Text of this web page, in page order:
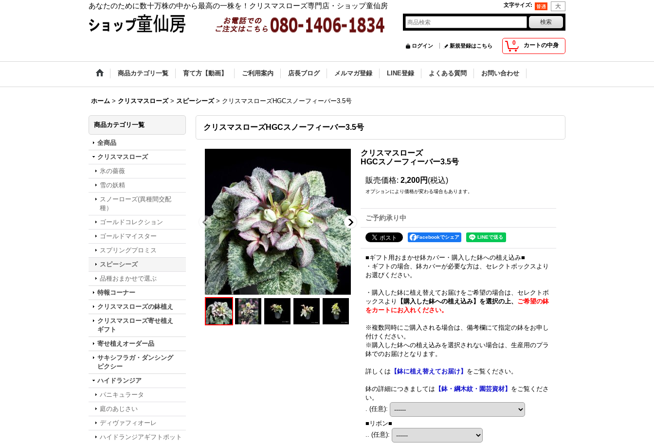
あなたのために数十万株の中から最高の一株を！クリスマスローズ専門店・ショップ童仙房 文字サイズ:
0 カートの中身
ログイン 新規登録はこちら
商品カテゴリ一覧 育て方【動画】 ご利用案内 店長ブログ メルマガ登録 LINE登録 よくある質問 お問い合わせ
ホーム > クリスマスローズ > スピーシーズ > クリスマスローズHGCスノーフィーバー3.5号
商品カテゴリ一覧
全商品
クリスマスローズ
氷の薔薇
雪の妖精
スノーローズ(異種間交配
種）
ゴールドコレクション
ゴールドマイスター
スプリングプロミス
スピーシーズ
品種おまかせで選ぶ
特報コーナー
クリスマスローズの鉢植え
クリスマスローズ寄せ植え
ギフト
寄せ植えオーダー品
サキシフラガ・ダンシング
ピクシー
ハイドランジア
パニキュラータ
庭のあじさい
ディヴァフィオーレ
ハイドランジアギフトポット
クリスマスローズHGCスノーフィーバー3.5号
クリスマスローズ
HGCスノーフィーバー3.5号
販売価格: 2,200円 (税込)
オプションにより価格が変わる場合もあります。
ご予約承り中
Facebookでシェア
■ギフト用おまかせ鉢カバー・購入した鉢への植え込み■
・ギフトの場合、鉢カバーが必要な方は、セレクトボックスより
お選びください。
・購入した鉢に植え替えてお届けをご希望の場合は、セレクトボ
ックスより
【購入した鉢への植え込み】を選択の上、 ご希望の鉢
をカートにお入れください。
※複数同時にご購入される場合は、備考欄にて指定の鉢をお申し
付けください。
※購入した鉢への植え込みを選択されない場合は、生産用のプラ
鉢でのお届けとなります。
詳しくは 【鉢に植え替えてお届け】 をご覧ください。
鉢の詳細につきましては 【鉢・綱木紋・園芸資材】 をご覧くださ
い。
. (任意):
■リボン■
.. (任意):